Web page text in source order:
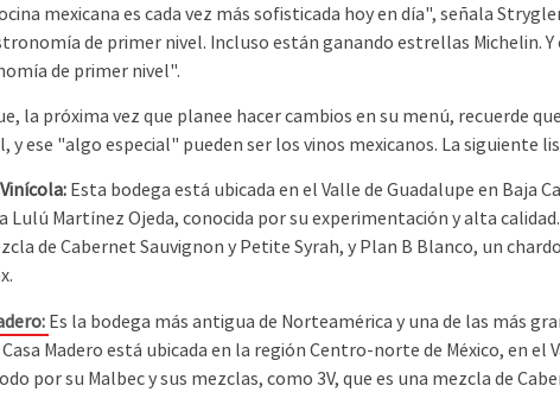
mexicana es cada vez más sofisticada hoy en día", señala
de primer nivel. Incluso están ganando estrellas Michelin.
de primer nivel".
la próxima vez que planee hacer cambios en su menú, recuerde
y ese "algo especial" pueden ser los vinos mexicanos. La siguiente
Esta bodega está ubicada en el Valle de Guadalupe en Baja
Lulú Martínez Ojeda, conocida por su experimentación y alta
de Cabernet Sauvignon y Petite Syrah, y Plan B Blanco, un
Es la bodega más antigua de Norteamérica y una de las más
Casa Madero está ubicada en la región Centro-norte de México, en el
por su Malbec y sus mezclas, como 3V, que es una mezcla de